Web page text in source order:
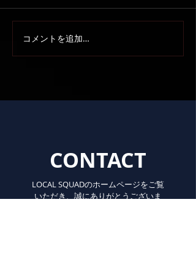
コメントを追加…
CONTACT
LOCAL SQUADのホームページをご覧
いただき、誠にありがとうございま